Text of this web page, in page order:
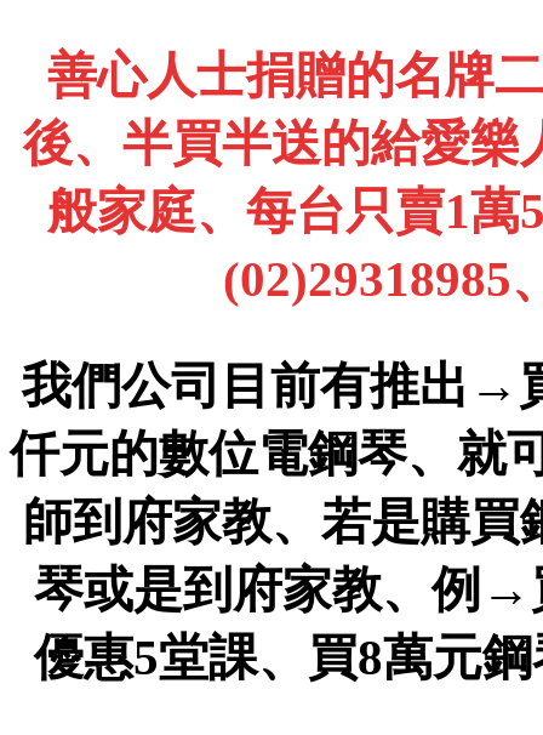
善心人士捐贈的名牌
後、半買半送的給愛樂
般家庭、每台只賣1萬
(02)29318985
我們公司目前有推出→
仟元的數位電鋼琴、就
師到府家教、若是購
琴或是到府家教、例→
優惠5堂課、買8萬元